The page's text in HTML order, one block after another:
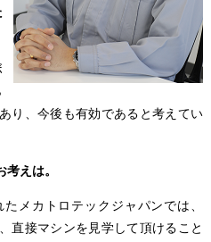
り、今後も有効であると考えてい
えは。
メカトロテックジャパンでは、
直接マシンを見学して頂けること